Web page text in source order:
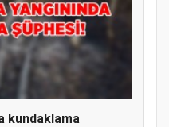
kundaklama